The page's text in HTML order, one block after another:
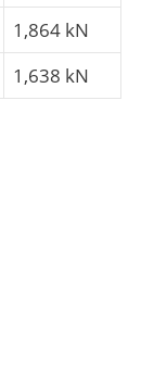
1,864 kN
1,638 kN